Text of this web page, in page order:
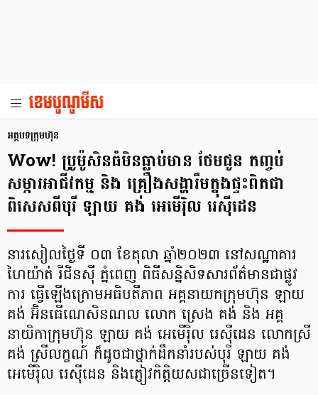
អត្ថបទក្រុមហ៊ុន
Wow! ប្រូម៉ូសិនធំមិនធ្លាប់មាន ថែមជូន កញ្ចប់
សម្ភារអាជីវកម្ម និង គ្រឿងសង្ហារឹមក្នុងផ្ទះពិតជា
ពិសេសពីបុរី ឡាយ គង់ អេមើរ៉ិល រេស៊ីដេន
នារសៀលថ្ងៃទី ០៣ ខែតុលា ឆ្នាំ២០២៣ នៅសណ្ឋាគារ
ហៃយ៉ាត់ រីជិនស៊ី ភ្នំពេញ ពិធីសន្និសិទសារព័ត៌មានជាផ្លូវ
ការ ធ្វើឡើងក្រោមអធិបតីភាព អគ្គនាយកក្រុមហ៊ុន ឡាយ
គង់ អ៊ិនធើណេសិនណល លោក ស្រេង គង់ និង អគ្គ
នាយិកាក្រុមហ៊ុន ឡាយ គង់ អេមើរ៉ិល រេស៊ីដេន លោកស្រី
គង់ ស្រីលក្ខណ៍ ក៏ដូចជាថ្នាក់ដឹកនាំរបស់បុរី ឡាយ គង់
អេមើរ៉ិល រេស៊ីដេន និងភ្ញៀវកិត្តិយសជាច្រើនទៀត។